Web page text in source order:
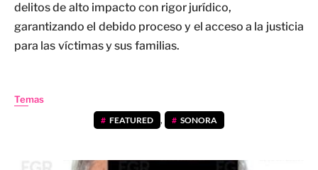
delitos de alto impacto con rigor jurídico,
garantizando el debido proceso y el acceso a la justicia
para las víctimas y sus familias.
Temas
FEATURED , SONORA